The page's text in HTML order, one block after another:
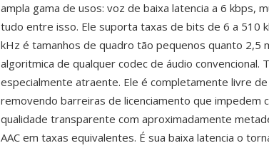
ampla gama de usos: voz de baixa latencia a 6 kbps,
tudo entre isso. Ele suporta taxas de bits de 6 a 510
kHz é tamanhos de quadro tão pequenos quanto 2,5
algoritmica de qualquer codec de áudio convencional.
especialmente atraente. Ele é completamente livre
removendo barreiras de licenciamento que impedem
qualidade transparente com aproximadamente
AAC em taxas equivalentes. É sua baixa latencia o